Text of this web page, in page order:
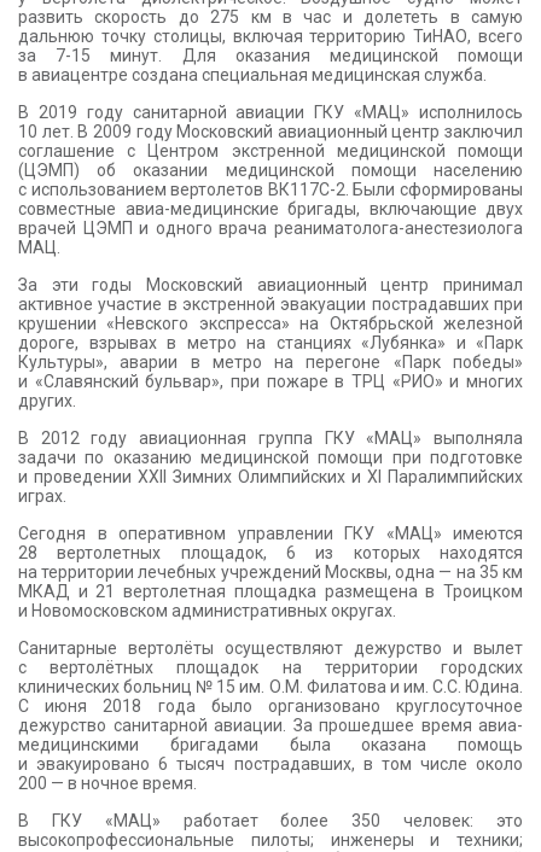
развить скорость до 275 км в час и долететь в самую
дальнюю точку столицы, включая территорию ТиНАО, всего
за 7-15 минут. Для оказания медицинской помощи
в авиацентре создана специальная медицинская служба.
В 2019 году санитарной авиации ГКУ «МАЦ» исполнилось
10 лет. В 2009 году Московский авиационный центр заключил
соглашение с Центром экстренной медицинской помощи
(ЦЭМП) об оказании медицинской помощи населению
с использованием вертолетов ВК117С-2. Были сформированы
совместные авиа-медицинские бригады, включающие двух
врачей ЦЭМП и одного врача реаниматолога-анестезиолога
МАЦ.
За эти годы Московский авиационный центр принимал
активное участие в экстренной эвакуации пострадавших при
крушении «Невского экспресса» на Октябрьской железной
дороге, взрывах в метро на станциях «Лубянка» и «Парк
Культуры», аварии в метро на перегоне «Парк победы»
и «Славянский бульвар», при пожаре в ТРЦ «РИО» и многих
других.
В 2012 году авиационная группа ГКУ «МАЦ» выполняла
задачи по оказанию медицинской помощи при подготовке
и проведении XXII Зимних Олимпийских и XI Паралимпийских
играх.
Сегодня в оперативном управлении ГКУ «МАЦ» имеются
28 вертолетных площадок, 6 из которых находятся
на территории лечебных учреждений Москвы, одна — на 35 км
МКАД и 21 вертолетная площадка размещена в Троицком
и Новомосковском административных округах.
Санитарные вертолёты осуществляют дежурство и вылет
с вертолётных площадок на территории городских
клинических больниц № 15 им. О.М. Филатова и им. С.С. Юдина.
С июня 2018 года было организовано круглосуточное
дежурство санитарной авиации. За прошедшее время авиа-
медицинскими бригадами была оказана помощь
и эвакуировано 6 тысяч пострадавших, в том числе около
200 — в ночное время.
В ГКУ «МАЦ» работает более 350 человек: это
высокопрофессиональные пилоты; инженеры и техники;